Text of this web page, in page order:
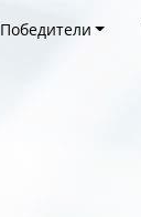
Победители